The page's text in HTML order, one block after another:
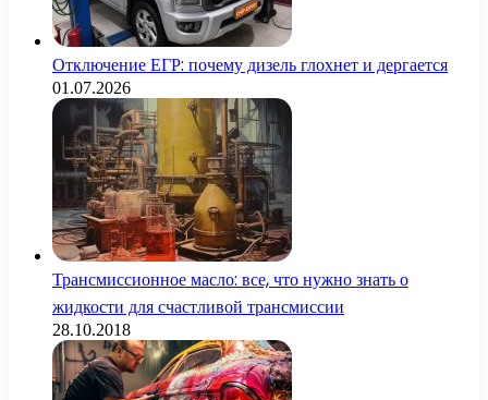
Отключение ЕГР: почему дизель глохнет и дергается
01.07.2026
Трансмиссионное масло: все, что нужно знать о
жидкости для счастливой трансмиссии
28.10.2018